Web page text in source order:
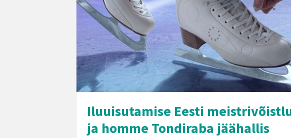
Iluuisutamise Eesti
ja homme Tondiraba jäähallis